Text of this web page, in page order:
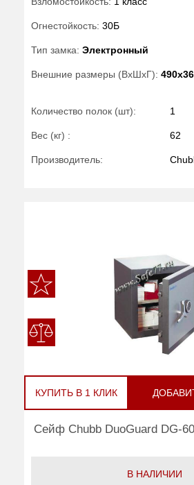
Огнестойкость: 30Б
Тип замка: Электронный
Внешние размеры (ВхШхГ):
Количество полок (шт): 1
Вес (кг) : 62
Производитель:
КУПИТЬ В 1 КЛИК
Сейф Chubb DuoGuard DG-60
В НАЛИЧИИ